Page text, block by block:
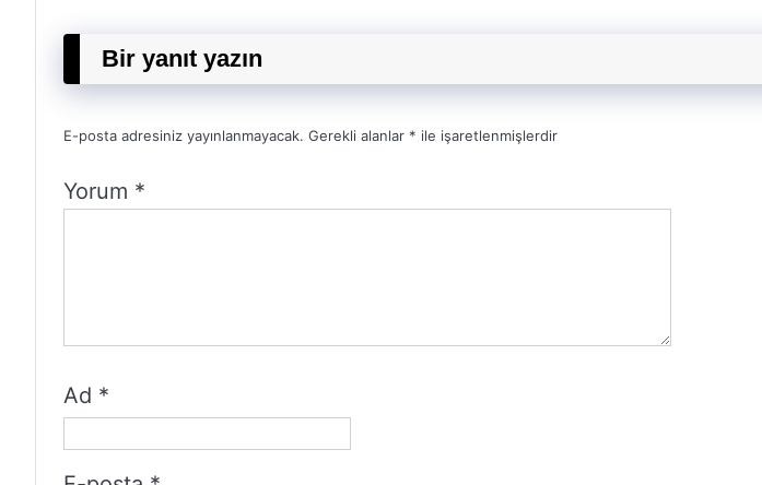
Bir yanıt yazın
E-posta adresiniz yayınlanmayacak. Gerekli alanlar * ile işaretlenmişlerdir
Yorum *
Ad *